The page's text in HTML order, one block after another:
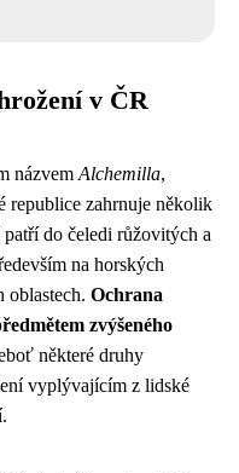
v ČR
názvem Alchemilla,
republice zahrnuje několik
do čeledi růžovitých a
na horských
oblastech. Ochrana
zvýšeného
některé druhy
vyplývajícím z lidské